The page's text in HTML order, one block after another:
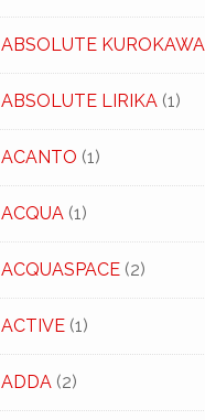
ABSOLUTE KUROKAWA
ABSOLUTE LIRIKA (1)
ACANTO (1)
ACQUA (1)
ACQUASPACE(2)
ACTIVE(1)
ADDA (2)